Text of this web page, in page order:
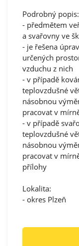
Podrobný popis:
- předmětem
a svařovny ve
- je řešena
určených
vzduchu z nich
- v případě
teplovzdušné
násobnou
pracovat v
- v případě
teplovzdušné
násobnou
pracovat v
přílohy
Lokalita:
- okres Plzeň